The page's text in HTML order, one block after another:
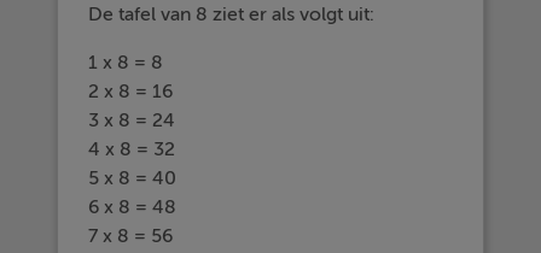
De tafel van 8 ziet er als volgt uit:
1 x 8 = 8
2 x 8 = 16
3 x 8 = 24
4 x 8 = 32
5 x 8 = 40
6 x 8 = 48
7 x 8 = 56